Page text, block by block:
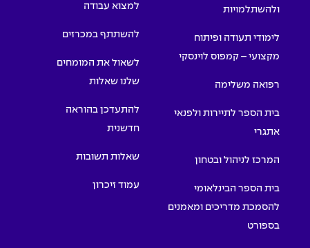
ולהשתלמויות
לימודי תעודה ופיתוח
מקצועי – קמפוס לוינסקי
רפואה משלימה
בית הספר לתיירות ולפנאי
אתגרי
המרכז לניהול ובטחון
בית הספר הבינלאומי
להסמכת מדריכים ומאמנים
בספורט
למצוא עבודה
להשתתף במכרזים
לשאול את המומחים
שלנו שאלות
להתעדכן בהוראה
חדשנית
שאלות תשובות
עמוד זיכרון